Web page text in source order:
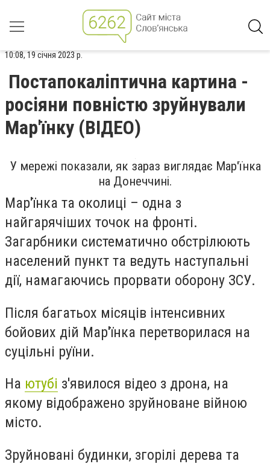
10:08, 19 січня 2023 р.
Постапокаліптична картина -
росіяни повністю зруйнували
Мар'їнку (ВІДЕО)
У мережі показали, як зараз виглядає Мар'їнка
на Донеччині.
Мар'їнка та околиці – одна з
найгарячіших точок на фронті.
Загарбники систематично обстрілюють
населений пункт та ведуть наступальні
дії, намагаючись прорвати оборону ЗСУ.
Після багатьох місяців інтенсивних
бойових дій Мар'їнка перетворилася на
суцільні руїни.
На ютубі з'явилося відео з дрона, на
якому відображено зруйноване війною
місто.
Зруйновані будинки, згорілі дерева та